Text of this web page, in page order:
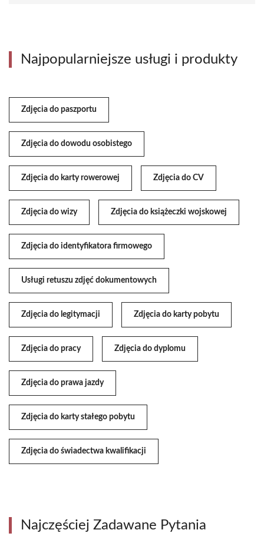
Najpopularniejsze usługi i produkty
Zdjęcia do paszportu
Zdjęcia do dowodu osobistego
Zdjęcia do karty rowerowej Zdjęcia do CV
Zdjęcia do wizy Zdjęcia do książeczki wojskowej
Zdjęcia do identyfikatora firmowego
Usługi retuszu zdjęć dokumentowych
Zdjęcia do legitymacji Zdjęcia do karty pobytu
Zdjęcia do pracy Zdjęcia do dyplomu
Zdjęcia do prawa jazdy
Zdjęcia do karty stałego pobytu
Zdjęcia do świadectwa kwalifikacji
Najczęściej Zadawane Pytania